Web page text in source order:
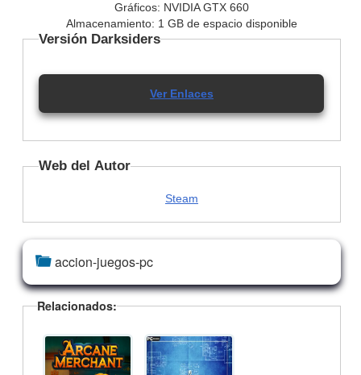
Gráficos: NVIDIA GTX 660
Almacenamiento: 1 GB de espacio disponible
Versión Darksiders
Ver Enlaces
Web del Autor
Steam
accion-juegos-pc
Relacionados: